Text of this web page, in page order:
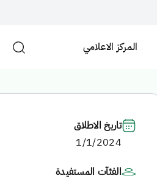
المركز الاعلامي
تاريخ الاطلاق
1/1/2024
الفئآت المستفيدة